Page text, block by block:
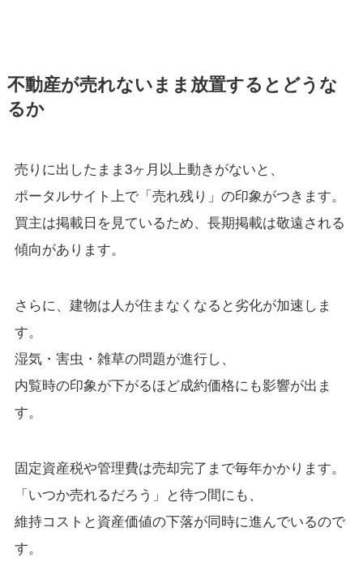
不動産が売れないまま放置するとどうな
るか
売りに出したまま3ヶ月以上動きがないと、
ポータルサイト上で「売れ残り」の印象がつきます。
買主は掲載日を見ているため、長期掲載は敬遠される
傾向があります。
さらに、建物は人が住まなくなると劣化が加速しま
す。
湿気・害虫・雑草の問題が進行し、
内覧時の印象が下がるほど成約価格にも影響が出ま
す。
固定資産税や管理費は売却完了まで毎年かかります。
「いつか売れるだろう」と待つ間にも、
維持コストと資産価値の下落が同時に進んでいるので
す。